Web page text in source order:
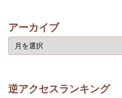
アーカイブ
逆アクセスランキング